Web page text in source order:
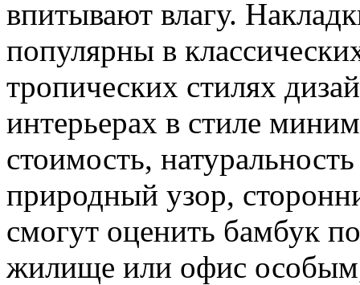
впитывают влагу.
популярны в
тропических стилях
интерьерах в стиле
стоимость,
природный узор,
смогут оценить бамбук
жилище или офис